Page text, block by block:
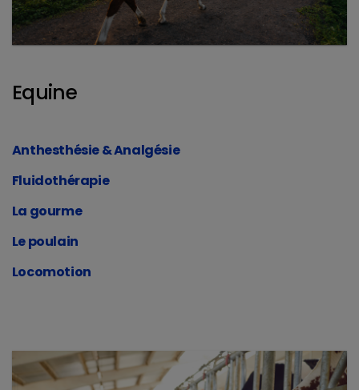
Equine
Anthesthésie & Analgésie
Fluidothérapie
La gourme
Le poulain
Locomotion